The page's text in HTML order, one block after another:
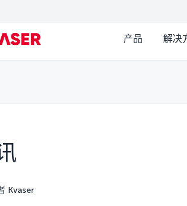
产品 解决
Kvaser